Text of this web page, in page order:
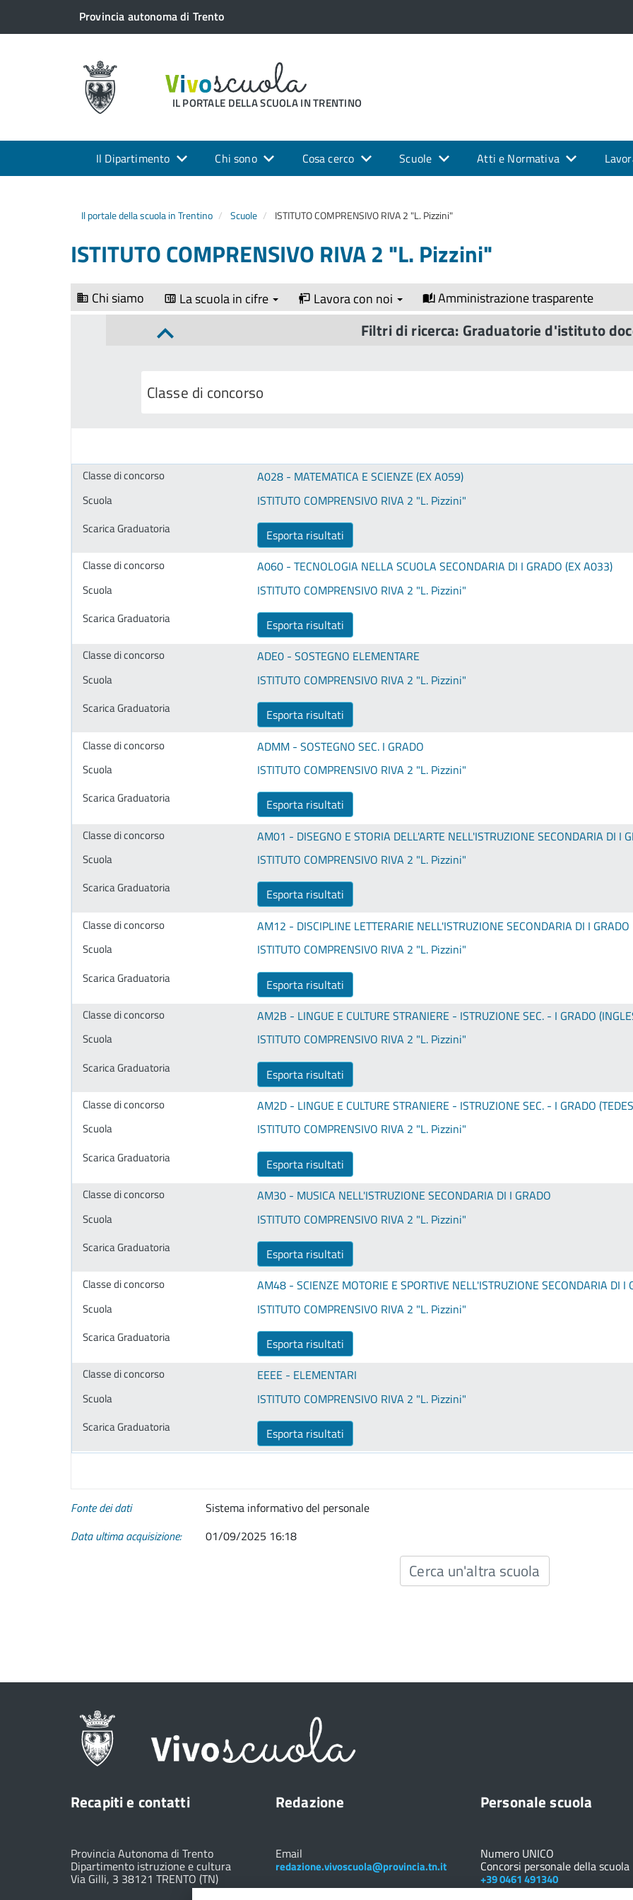
Provincia autonoma di Trento
IL PORTALE DELLA SCUOLA IN TRENTINO
Il Dipartimento Chi sono Cosa cerco Scuole Atti e Normativa
Il portale della scuola in Trentino Scuole ISTITUTO COMPRENSIVO RIVA 2 "L. Pizzini"
ISTITUTO COMPRENSIVO RIVA 2 "L. Pizzini"
Chi siamo La scuola in cifre Lavora con noi Amministrazione trasparente
Filtri di ricerca: Graduatorie d'istituto
A028 - MATEMATICA E SCIENZE (EX A059)
ISTITUTO COMPRENSIVO RIVA 2 "L. Pizzini"
Esporta risultati
A060 - TECNOLOGIA NELLA SCUOLA SECONDARIA DI I GRADO (EX A033)
ISTITUTO COMPRENSIVO RIVA 2 "L. Pizzini"
Esporta risultati
ADE0 - SOSTEGNO ELEMENTARE
ISTITUTO COMPRENSIVO RIVA 2 "L. Pizzini"
Esporta risultati
ADMM - SOSTEGNO SEC. I GRADO
ISTITUTO COMPRENSIVO RIVA 2 "L. Pizzini"
Esporta risultati
AM01 - DISEGNO E STORIA DELL'ARTE NELL'ISTRUZIONE SECONDARIA DI I
ISTITUTO COMPRENSIVO RIVA 2 "L. Pizzini"
Esporta risultati
AM12 - DISCIPLINE LETTERARIE NELL'ISTRUZIONE SECONDARIA DI I GRADO
ISTITUTO COMPRENSIVO RIVA 2 "L. Pizzini"
Esporta risultati
AM2B - LINGUE E CULTURE STRANIERE - ISTRUZIONE SEC. - I GRADO
ISTITUTO COMPRENSIVO RIVA 2 "L. Pizzini"
Esporta risultati
AM2D - LINGUE E CULTURE STRANIERE - ISTRUZIONE SEC. - I GRADO
ISTITUTO COMPRENSIVO RIVA 2 "L. Pizzini"
Esporta risultati
AM30 - MUSICA NELL'ISTRUZIONE SECONDARIA DI I GRADO
ISTITUTO COMPRENSIVO RIVA 2 "L. Pizzini"
Esporta risultati
AM48 - SCIENZE MOTORIE E SPORTIVE NELL'ISTRUZIONE SECONDARIA DI I
ISTITUTO COMPRENSIVO RIVA 2 "L. Pizzini"
Esporta risultati
EEEE - ELEMENTARI
ISTITUTO COMPRENSIVO RIVA 2 "L. Pizzini"
Esporta risultati
Fonte dei dati
Sistema informativo del personale
Data ultima acquisizione:
01/09/2025 16:18
Cerca un'altra scuola
Recapiti e contatti
Provincia Autonoma di Trento
Dipartimento istruzione e cultura
Via Gilli, 3 38121 TRENTO (TN)
Redazione
Email
redazione.vivoscuola@provincia.tn.it
Personale scuola
Numero UNICO
Concorsi personale della scuola
+39 0461 491340